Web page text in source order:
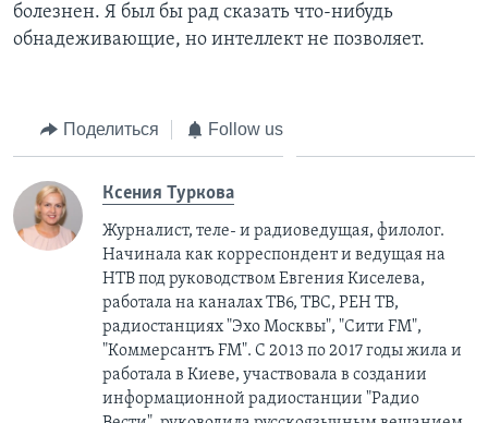
болезнен. Я был бы рад сказать что-нибудь
обнадеживающие, но интеллект не позволяет.
Поделиться Follow us
Ксения Туркова
Журналист, теле- и радиоведущая, филолог.
Начинала как корреспондент и ведущая на
НТВ под руководством Евгения Киселева,
работала на каналах ТВ6, ТВС, РЕН ТВ,
радиостанциях "Эхо Москвы", "Сити FM",
"Коммерсантъ FM". С 2013 по 2017 годы жила и
работала в Киеве, участвовала в создании
информационной радиостанции "Радио